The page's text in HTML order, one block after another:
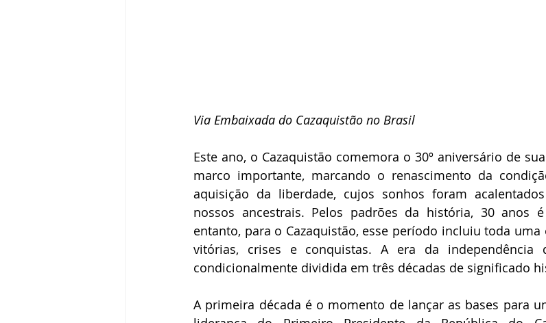
Via Embaixada do Cazaquistão no Brasil
Este ano, o Cazaquistão comemora o 30º aniversário de
marco importante, marcando o renascimento da
aquisição da liberdade, cujos sonhos foram
nossos ancestrais. Pelos padrões da história, 30 anos
entanto, para o Cazaquistão, esse período incluiu toda
vitórias, crises e conquistas. A era da independência
condicionalmente dividida em três décadas de significado
A primeira década é o momento de lançar as bases para